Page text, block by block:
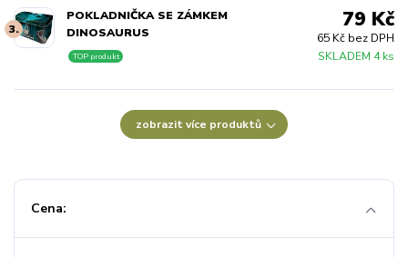
3.
POKLADNIČKA SE ZÁMKEM
DINOSAURUS
SKLADEM 4 ks
TOP produkt
79 Kč
65 Kč bez DPH
zobrazit více produktů
Cena: